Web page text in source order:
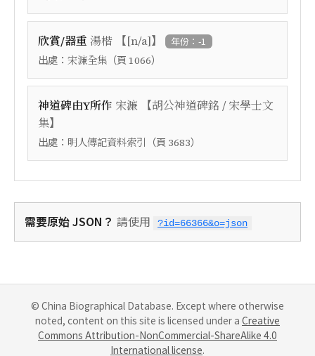
欣賞/器重 湯楷 【[n/a]】 年份：-1
出處： 宋濂全集 （頁 1066）
神道碑由Y所作 宋濂 【胡公神道碑銘 / 宋學士文
集】
出處： 明人傳記資料索引 （頁 3683）
需要原始 JSON？ 請使用 ?id=66366&o=json
© China Biographical Database. Except where otherwise
noted, content on this site is licensed under a Creative
Commons Attribution-NonCommercial-ShareAlike 4.0
International license.